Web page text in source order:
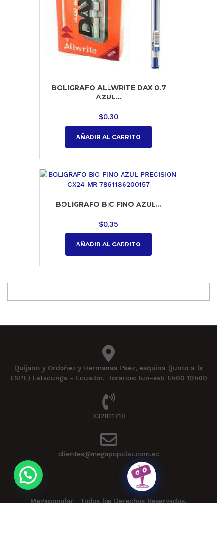
BOLIGRAFO ALLWRITE DAX 0.7
AZUL...
$0.30
AÑADIR AL CARRITO
BOLIGRAFO BIC FINO AZUL...
$0.35
AÑADIR AL CARRITO
Quijano y Ordoñez y Hermanas Páez, esquina (junto a la
ESPE) Latacunga - Ecuador. Horarios: lun-sab 8h00 19h00
032811710
clientes@megapopular.com.ec
Megapopular | Todos los Derechos Reservados.